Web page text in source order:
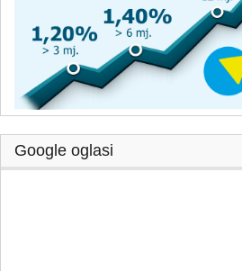
Google oglasi